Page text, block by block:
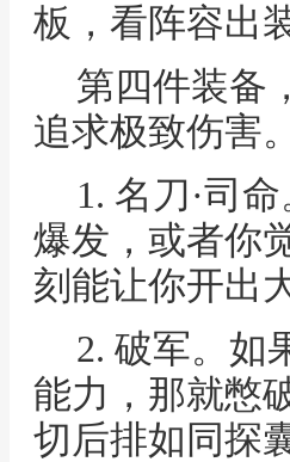
板，看阵容出
第四件装备
追求极致伤害。
1. 名刀·司
爆发，或者你
刻能让你开出
2. 破军。如
能力，那就憋
切后排如同探